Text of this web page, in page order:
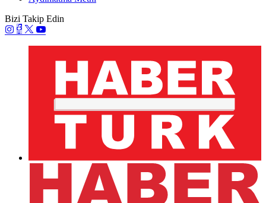
Bizi Takip Edin